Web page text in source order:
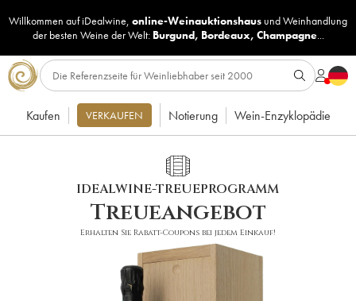
Willkommen auf iDealwine, online-Weinauktionshaus undWeinhandlung
der besten Weine der Welt: Burgund, Bordeaux, Champagne...
Kaufen VERKAUFEN Notierung Wein-Enzyklopädie
IDEALWINE-TREUEPROGRAMM
Treueangebot
Erhalten Sie Rabatt-Coupons bei jedem Einkauf!